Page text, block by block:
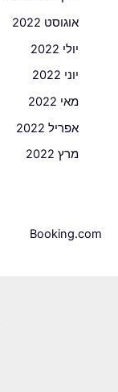
אוגוסט 2022
יולי 2022
יוני 2022
מאי 2022
אפריל 2022
מרץ 2022
Booking.com